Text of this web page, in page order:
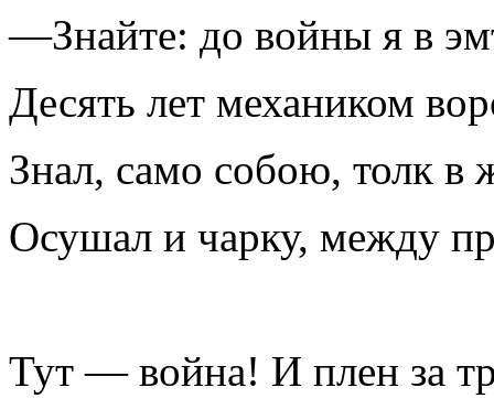
—Знайте: до войны я в
Десять лет механиком
Знал, само собою, толк в
Осушал и чарку, между
Тут — война! И плен за